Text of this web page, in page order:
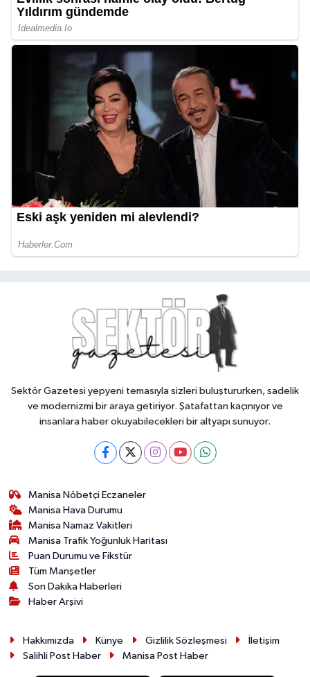
Sektör Gazetesi yepyeni temasıyla sizleri buluştururken, sadelik
ve modernizmi bir araya getiriyor. Şatafattan kaçınıyor ve
insanlara haber okuyabilecekleri bir altyapı sunuyor.
Manisa Nöbetçi Eczaneler
Manisa Hava Durumu
Manisa Namaz Vakitleri
Manisa Trafik Yoğunluk Haritası
Puan Durumu ve Fikstür
Tüm Manşetler
Son Dakika Haberleri
Haber Arşivi
Hakkımızda Künye Gizlilik Sözleşmesi
İletişim
Salihli Post Haber
Manisa Post Haber